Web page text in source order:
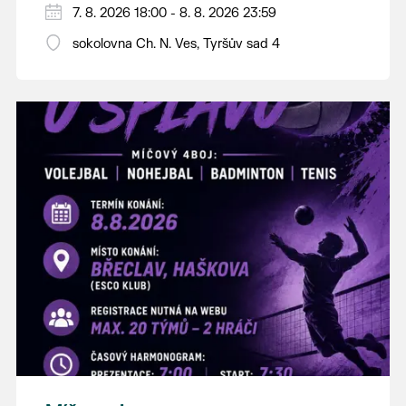
PÁTEK 7. srpna
18:00 - ruční stavění máje
14:00 - krojový průvod pro stárky od
hostince “U Buvola”
16:00 - odpolední zábava na sokolovně
21:00 - večerní zábava
K tanci a poslechu bude hrát DH
Lanžhotčané.
Těšíme se na Vás!
7. 8. 2026 18:00 - 8. 8. 2026 23:59
sokolovna Ch. N. Ves, Tyršův sad 4